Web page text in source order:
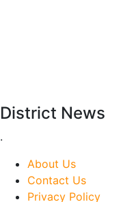
District News
.
About Us
Contact Us
Privacy Policy